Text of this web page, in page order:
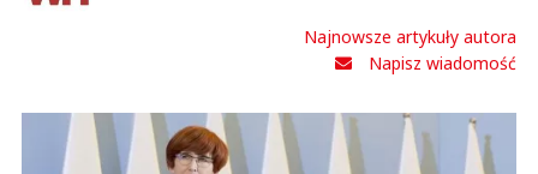
Najnowsze artykuły autora
Napisz wiadomość